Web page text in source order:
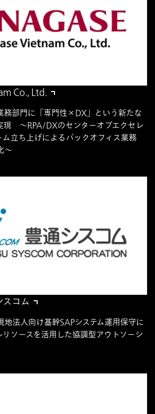
Co., Ltd.
務部門に「専門性×DX」という新たな
現 ～RPA/DXのセンターオブエクセレ
ム立ち上げによるバックオフィス業務
～
コム
地法人向け基幹SAPシステム運用保守に
リソースを活用した協調型アウトソーシ